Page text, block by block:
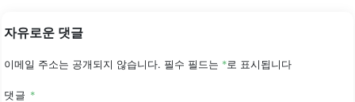
자유로운 댓글
이메일 주소는 공개되지 않습니다. 필수 필드는 *로 표시됩니다
댓글 *